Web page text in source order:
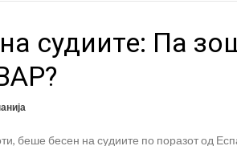
судиите: Па
беше бесен на судиите по поразот од